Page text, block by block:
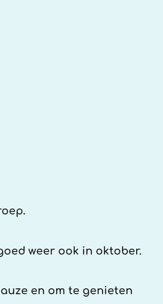
weer ook in oktober.
en om te genieten